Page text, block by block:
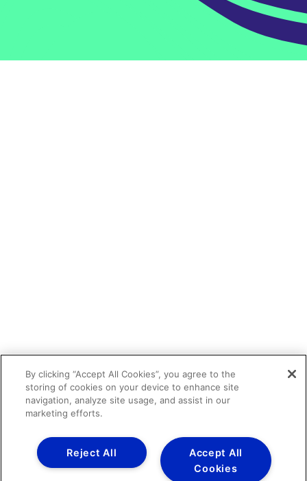
By clicking “Accept All Cookies”, you agree to the
storing of cookies on your device to enhance site
navigation, analyze site usage, and assist in our
marketing efforts.
Accept All
Cookies
Reject All